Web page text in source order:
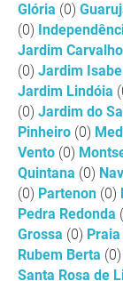
Glória (0)
(0)
Jardim Carvalho
(0) Jardim
Jardim Lindóia
(0) Jardim do
Pinheiro (0)
Vento (0)
Quintana (0)
(0) Partenon (0)
Pedra Redonda
Grossa (0)
Rubem Berta (0)
Santa Rosa de